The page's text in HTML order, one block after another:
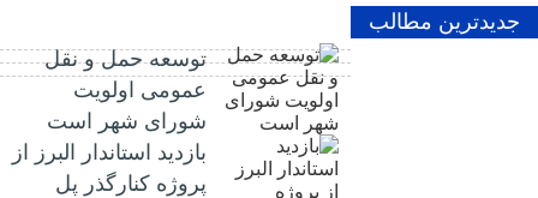
جدیدترین مطالب
توسعه حمل و نقل
عمومی اولویت
شورای شهر است
بازدید استاندار البرز از
پروژه کنارگذر پل